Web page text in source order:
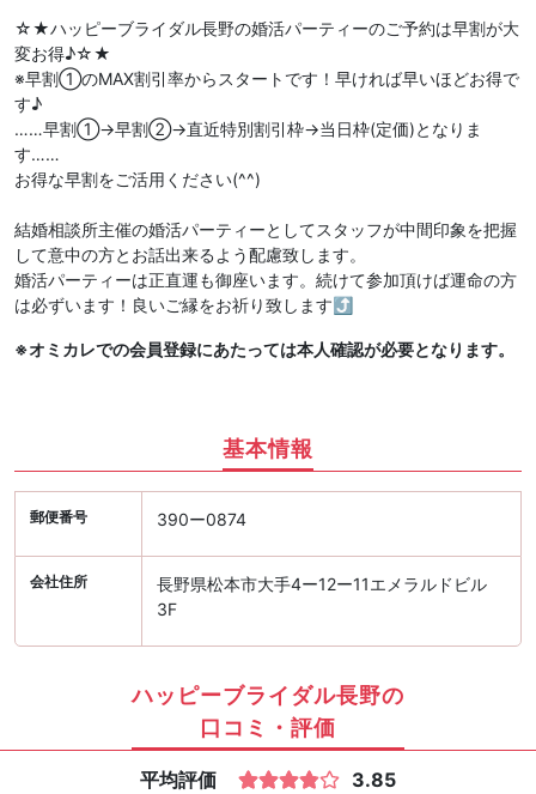
☆★ハッピーブライダル長野の婚活パーティーのご予約は早割が大
変お得♪☆★
※早割①のMAX割引率からスタートです！早ければ早いほどお得で
す♪
……早割①→早割②→直近特別割引枠→当日枠(定価)となりま
す……
お得な早割をご活用ください(^^)
結婚相談所主催の婚活パーティーとしてスタッフが中間印象を把握
して意中の方とお話出来るよう配慮致します。
婚活パーティーは正直運も御座います。続けて参加頂けば運命の方
は必ずいます！良いご縁をお祈り致します⤴︎
※オミカレでの会員登録にあたっては本人確認が必要となります。
基本情報
郵便番号 390ー0874
会社住所
長野県松本市大手4ー12ー11エメラルドビル
3F
ハッピーブライダル長野の
口コミ・評価
平均評価 3.85